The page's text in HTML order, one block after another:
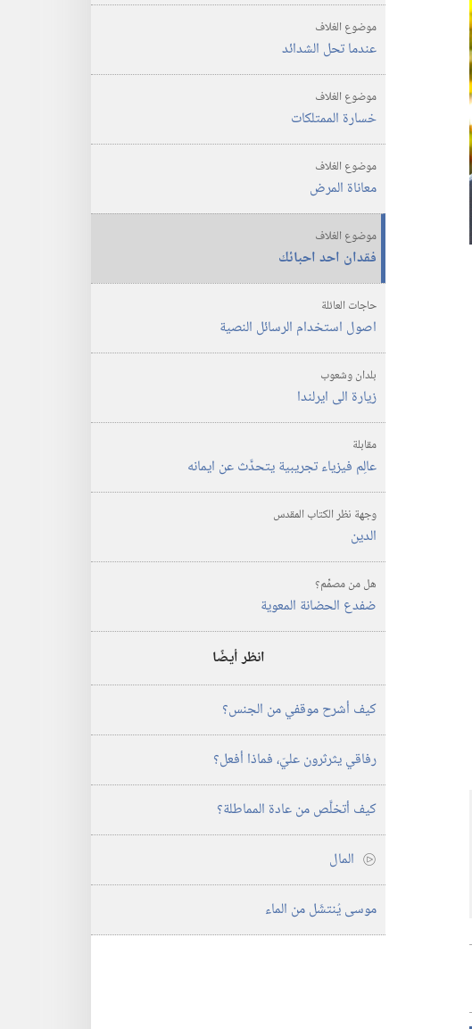
وجه
موضوع الغلاف
عندما تحل الشدائد
موضوع الغلاف
خسارة الممتلكات
موضوع الغلاف
معاناة المرض
موضوع الغلاف
فقدان احد احبائك
حاجات العائلة
اصول استخدام الرسائل النصية
بلدان وشعوب
زيارة الى ايرلندا
مقابلة
عالِم فيزياء تجريبية يتحدَّث عن ايمانه
وجهة نظر الكتاب المقدس
الدين
هل من مصمِّم؟
ضفدع الحضانة المعوية
انظر أيضًا
كيف أشرح موقفي من الجنس؟‏
رفاقي يثرثرون عليّ،‏ فماذا أفعل؟‏
كيف أتخلَّص من عادة المماطلة؟‏
المال
موسى يُنتشَل من الماء